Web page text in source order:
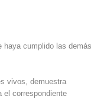
haya cumplido las demás
vivos, demuestra
el correspondiente